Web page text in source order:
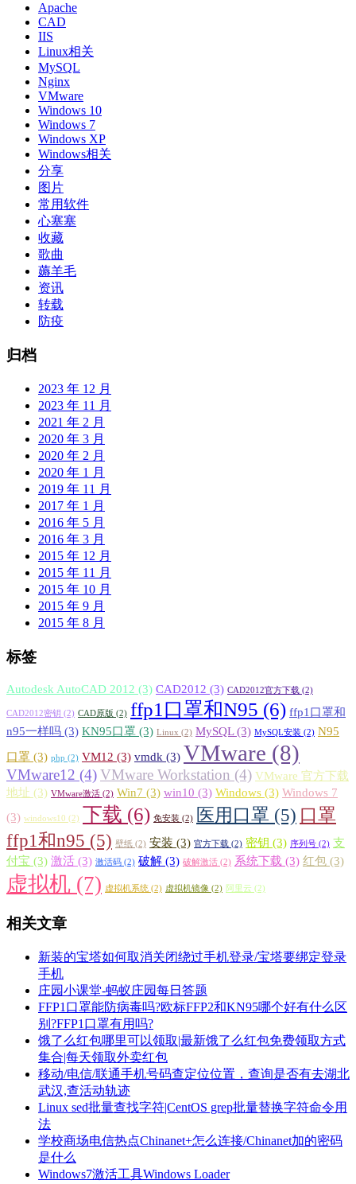
Apache
CAD
IIS
Linux相关
MySQL
Nginx
VMware
Windows 10
Windows 7
Windows XP
Windows相关
分享
图片
常用软件
心塞塞
收藏
歌曲
薅羊毛
资讯
转载
防疫
归档
2023 年 12 月
2023 年 11 月
2021 年 2 月
2020 年 3 月
2020 年 2 月
2020 年 1 月
2019 年 11 月
2017 年 1 月
2016 年 5 月
2016 年 3 月
2015 年 12 月
2015 年 11 月
2015 年 10 月
2015 年 9 月
2015 年 8 月
标签
Autodesk AutoCAD 2012 (3) CAD2012 (3) CAD2012官方下载 (2)
CAD2012密钥 (2) CAD原版 (2) ffp1口罩和N95 (6) ffp1口罩和
n95一样吗 (3) KN95口罩 (3) Linux (2) MySQL(3) MySQL安装 (2) N95
口罩 (3) php (2) VM12 (3) vmdk (3) VMware (8)
VMware12 (4)VMware Workstation (4) VMware 官方下载
地址 (3) VMware激活 (2) Win7 (3) win10 (3) Windows (3) Windows 7
(3) windows10 (2) 下载 (6) 免安装 (2) 医用口罩 (5) 口罩
ffp1和n95 (5) 壁纸 (2) 安装 (3) 官方下载 (2) 密钥 (3) 序列号 (2) 支
付宝 (3) 激活 (3) 激活码 (2) 破解 (3) 破解激活 (2) 系统下载 (3) 红包 (3)
虚拟机 (7) 虚拟机系统 (2) 虚拟机镜像 (2) 阿里云 (2)
相关文章
新装的宝塔如何取消关闭绕过手机登录/宝塔要绑定登录
手机
庄园小课堂-蚂蚁庄园每日答题
FFP1口罩能防病毒吗?欧标FFP2和KN95哪个好有什么区
别?FFP1口罩有用吗?
饿了么红包哪里可以领取|最新饿了么红包免费领取方式
集合|每天领取外卖红包
移动/电信/联通手机号码查定位位置，查询是否有去湖北
武汉,查活动轨迹
Linux sed批量查找字符|CentOS grep批量替换字符命令用
法
学校商场电信热点Chinanet+怎么连接/Chinanet加的密码
是什么
Windows7激活工具Windows Loader